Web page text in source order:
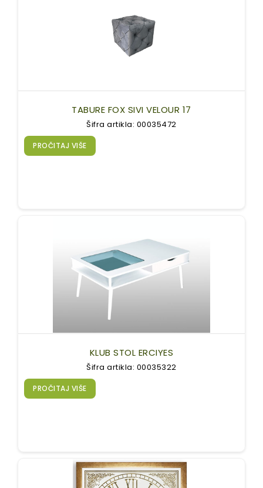
TABURE FOX SIVI VELOUR 17
Šifra artikla: 00035472
PROČITAJ VIŠE
KLUB STOL ERCIYES
Šifra artikla: 00035322
PROČITAJ VIŠE